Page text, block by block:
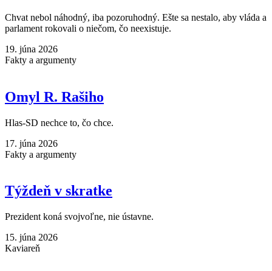
Chvat nebol náhodný, iba pozoruhodný. Ešte sa nestalo, aby vláda a
parlament rokovali o niečom, čo neexistuje.
19. júna 2026
Fakty a argumenty
Omyl R. Rašiho
Hlas-SD nechce to, čo chce.
17. júna 2026
Fakty a argumenty
Týždeň v skratke
Prezident koná svojvoľne, nie ústavne.
15. júna 2026
Kaviareň